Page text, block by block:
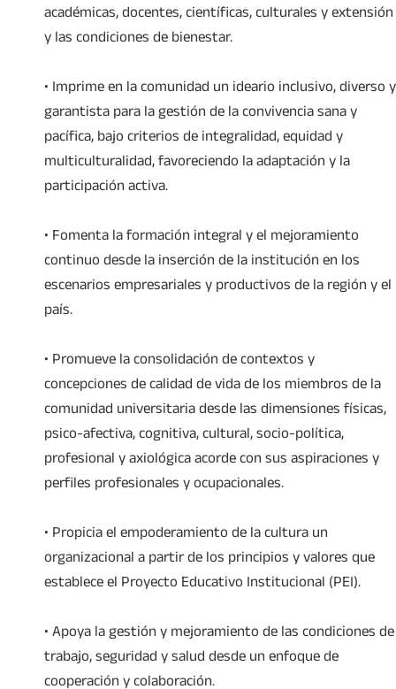
académicas, docentes, científicas, culturales y extensión
y las condiciones de bienestar.
• Imprime en la comunidad un ideario inclusivo, diverso y
garantista para la gestión de la convivencia sana y
pacífica, bajo criterios de integralidad, equidad y
multiculturalidad, favoreciendo la adaptación y la
participación activa.
• Fomenta la formación integral y el mejoramiento
continuo desde la inserción de la institución en los
escenarios empresariales y productivos de la región y el
país.
• Promueve la consolidación de contextos y
concepciones de calidad de vida de los miembros de la
comunidad universitaria desde las dimensiones físicas,
psico-afectiva, cognitiva, cultural, socio-política,
profesional y axiológica acorde con sus aspiraciones y
perfiles profesionales y ocupacionales.
• Propicia el empoderamiento de la cultura un
organizacional a partir de los principios y valores que
establece el Proyecto Educativo Institucional (PEI).
• Apoya la gestión y mejoramiento de las condiciones de
trabajo, seguridad y salud desde un enfoque de
cooperación y colaboración.